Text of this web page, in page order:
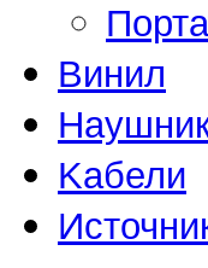
Винил
Kабели